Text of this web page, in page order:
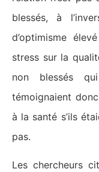
blessés, à
d’optimisme
stress sur la
non blessés
témoignaient
à la santé s’ils
pas.
Les chercheurs